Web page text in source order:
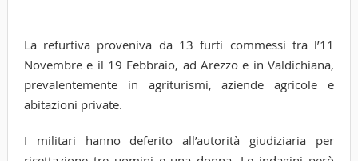
La refurtiva proveniva da 13 furti commessi tra l’11
Novembre e il 19 Febbraio, ad Arezzo e in Valdichiana,
prevalentemente in agriturismi, aziende agricole e
abitazioni private.
I militari hanno deferito all’autorità giudiziaria per